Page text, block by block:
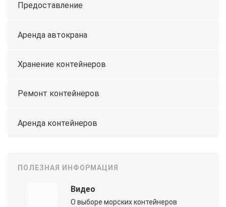
Предоставление
Аренда автокрана
Хранение контейнеров
Ремонт контейнеров
Аренда контейнеров
ПОЛЕЗНАЯ ИНФОРМАЦИЯ
Видео
О выборе морских контейнеров